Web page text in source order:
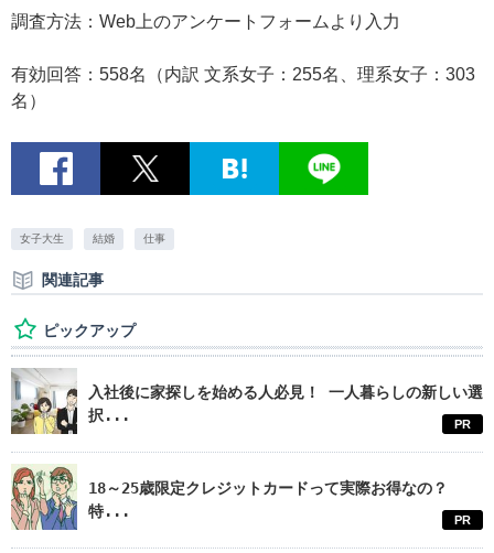
調査方法：Web上のアンケートフォームより入力
有効回答：558名（内訳 文系女子：255名、理系女子：303
名）
女子大生 結婚 仕事
関連記事
ピックアップ
入社後に家探しを始める人必見！ 一人暮らしの新しい選
択...
PR
18～25歳限定クレジットカードって実際お得なの？
特...
PR